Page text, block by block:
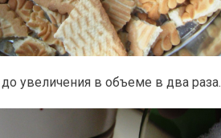
увеличения в объеме в два раза.